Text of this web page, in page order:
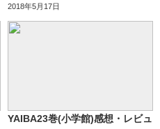
2018年5月17日
YAIBA23巻(小学館)感想・レビュ